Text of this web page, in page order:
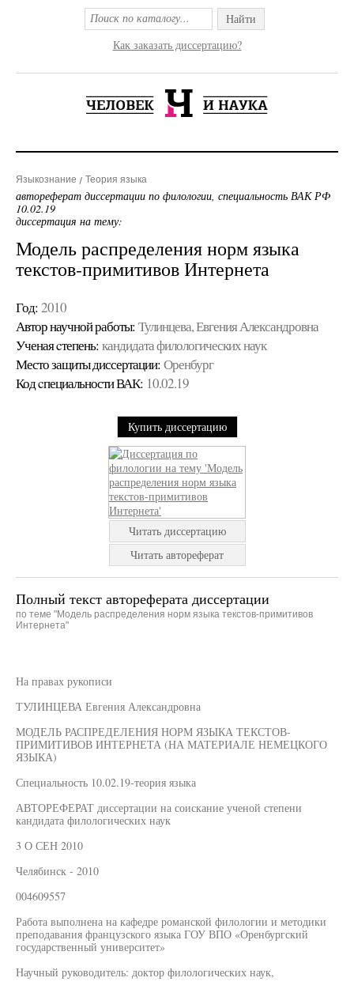
Найти
Как заказать диссертацию?
Языкознание Теория языка
автореферат диссертации по филологии, специальность ВАК РФ
10.02.19
диссертация на тему:
Модель распределения норм языка
текстов-примитивов Интернета
Год: 2010
Автор научной работы: Тулинцева, Евгения Александровна
Ученая cтепень: кандидата филологических наук
Место защиты диссертации: Оренбург
Код cпециальности ВАК: 10.02.19
Купить диссертацию
Читать диссертацию
Читать автореферат
Полный текст автореферата диссертации
по теме "Модель распределения норм языка текстов-примитивов
Интернета"
На правах рукописи
ТУЛИНЦЕВА Евгения Александровна
МОДЕЛЬ РАСПРЕДЕЛЕНИЯ НОРМ ЯЗЫКА ТЕКСТОВ-
ПРИМИТИВОВ ИНТЕРНЕТА (НА МАТЕРИАЛЕ НЕМЕЦКОГО
ЯЗЫКА)
Специальность 10.02.19-теория языка
АВТОРЕФЕРАТ диссертации на соискание ученой степени
кандидата филологических наук
3 О СЕН 2010
Челябинск - 2010
004609557
Работа выполнена на кафедре романской филологии и методики
преподавания французского языка ГОУ ВПО «Оренбургский
государственный университет»
Научный руководитель: доктор филологических наук,